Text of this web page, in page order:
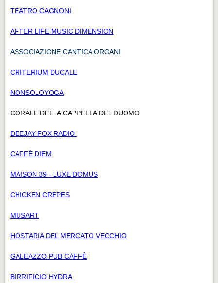
TEATRO CAGNONI
AFTER LIFE MUSIC DIMENSION
ASSOCIAZIONE CANTICA ORGANI
CRITERIUM DUCALE
NONSOLOYOGA
CORALE DELLA CAPPELLA DEL DUOMO
DEEJAY FOX RADIO
CAFFÈ DIEM
MAISON 39 - LUXE DOMUS
CHICKEN CREPES
MUSART
HOSTARIA DEL MERCATO VECCHIO
GALEAZZO PUB CAFFÈ
BIRRIFICIO HYDRA